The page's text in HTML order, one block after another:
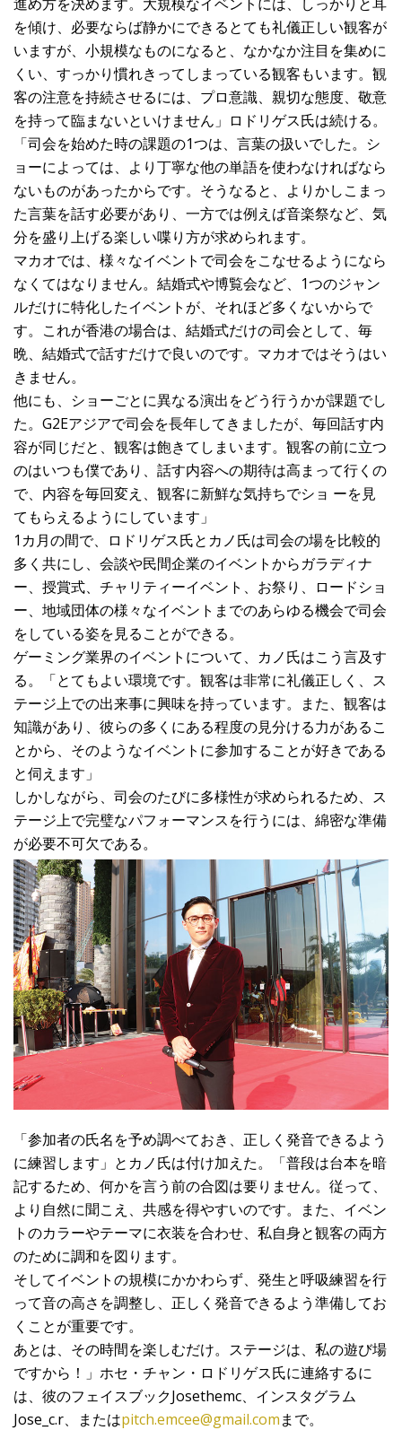
を傾け、必要ならば静かにできるとても礼儀正しい観客が
いますが、小規模なものになると、なかなか注目を集めに
くい、すっかり慣れきってしまっている観客もいます。観
客の注意を持続させるには、プロ意識、親切な態度、敬意
を持って臨まないといけません」ロドリゲス氏は続ける。
「司会を始めた時の課題の1つは、言葉の扱いでした。シ
ョーによっては、より丁寧な他の単語を使わなければなら
ないものがあったからです。そうなると、よりかしこまっ
た言葉を話す必要があり、一方では例えば音楽祭など、気
分を盛り上げる楽しい喋り方が求められます。
マカオでは、様々なイベントで司会をこなせるようになら
なくてはなりません。結婚式や博覧会など、1つのジャン
ルだけに特化したイベントが、それほど多くないからで
す。これが香港の場合は、結婚式だけの司会として、毎
晩、結婚式で話すだけで良いのです。マカオではそうはい
きません。
他にも、ショーごとに異なる演出をどう行うかが課題でし
た。G2Eアジアで司会を長年してきましたが、毎回話す内
容が同じだと、観客は飽きてしまいます。観客の前に立つ
のはいつも僕であり、話す内容への期待は高まって行くの
で、内容を毎回変え、観客に新鮮な気持ちでショ ーを見
てもらえるようにしています」
1カ月の間で、ロドリゲス氏とカノ氏は司会の場を比較的
多く共にし、会談や民間企業のイベントからガラディナ
ー、授賞式、チャリティーイベント、お祭り、ロードショ
ー、地域団体の様々なイベントまでのあらゆる機会で司会
をしている姿を見ることができる。
ゲーミング業界のイベントについて、カノ氏はこう言及す
る。「とてもよい環境です。観客は非常に礼儀正しく、ス
テージ上での出来事に興味を持っています。また、観客は
知識があり、彼らの多くにある程度の見分ける力があるこ
とから、そのようなイベントに参加することが好きである
と伺えます」
しかしながら、司会のたびに多様性が求められるため、ス
テージ上で完璧なパフォーマンスを行うには、綿密な準備
が必要不可欠である。
「参加者の氏名を予め調べておき、正しく発音できるよう
に練習します」とカノ氏は付け加えた。「普段は台本を暗
記するため、何かを言う前の合図は要りません。従って、
より自然に聞こえ、共感を得やすいのです。また、イベン
トのカラーやテーマに衣装を合わせ、私自身と観客の両方
のために調和を図ります。
そしてイベントの規模にかかわらず、発生と呼吸練習を行
って音の高さを調整し、正しく発音できるよう準備してお
くことが重要です。
あとは、その時間を楽しむだけ。ステージは、私の遊び場
ですから！」ホセ・チャン・ロドリゲス氏に連絡するに
は、彼のフェイスブックJosethemc、インスタグラム
Jose_c.r、またはpitch.emcee@gmail.comまで。